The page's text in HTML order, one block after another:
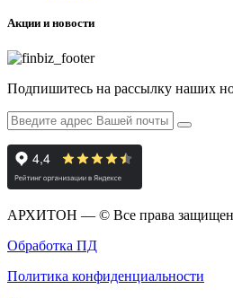
Акции и новости
Подпишитесь на рассылку наших
АРХИТОН — © Все права
Обработка ПД
Политика конфиденциальности